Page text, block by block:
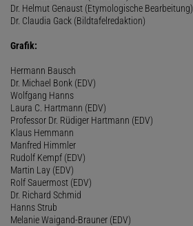
Dr. Helmut Genaust (Etymologische Bearbeitung)
Dr. Claudia Gack (Bildtafelredaktion)
Grafik:
Hermann Bausch
Dr. Michael Bonk (EDV)
Wolfgang Hanns
Laura C. Hartmann (EDV)
Professor Dr. Rüdiger Hartmann (EDV)
Klaus Hemmann
Manfred Himmler
Rudolf Kempf (EDV)
Martin Lay (EDV)
Rolf Sauermost (EDV)
Dr. Richard Schmid
Hanns Strub
Melanie Waigand-Brauner (EDV)